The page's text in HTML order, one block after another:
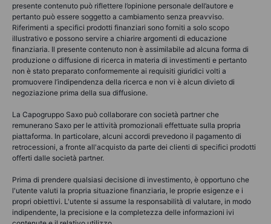
presente contenuto può riflettere l’opinione personale dell’autore e
pertanto può essere soggetto a cambiamento senza preavviso.
Riferimenti a specifici prodotti finanziari sono forniti a solo scopo
illustrativo e possono servire a chiarire argomenti di educazione
finanziaria. Il presente contenuto non è assimilabile ad alcuna forma di
produzione o diffusione di ricerca in materia di investimenti e pertanto
non è stato preparato conformemente ai requisiti giuridici volti a
promuovere l’indipendenza della ricerca e non vi è alcun divieto di
negoziazione prima della sua diffusione.
La Capogruppo Saxo può collaborare con società partner che
remunerano Saxo per le attività promozionali effettuate sulla propria
piattaforma. In particolare, alcuni accordi prevedono il pagamento di
retrocessioni, a fronte all'acquisto da parte dei clienti di specifici prodotti
offerti dalle società partner.
Prima di prendere qualsiasi decisione di investimento, è opportuno che
l'utente valuti la propria situazione finanziaria, le proprie esigenze e i
propri obiettivi. L'utente si assume la responsabilità di valutare, in modo
indipendente, la precisione e la completezza delle informazioni ivi